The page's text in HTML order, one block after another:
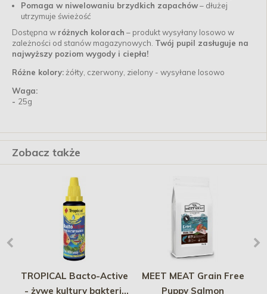
Pomaga w niwelowaniu brzydkich zapachów– dłużej
utrzymuje świeżość
Dostępna w różnych kolorach – produkt wysyłany losowo w
zależności od stanów magazynowych. Twój pupil zasługuje na
najwyższy poziom wygody i ciepła!
Różne kolory: żółty, czerwony, zielony - wysyłane losowo
Waga:
- 25g
Zobacz także
TROPICAL Bacto-Active
- żywe kultury bakterii
MEET MEAT Grain Free
Puppy Salmon